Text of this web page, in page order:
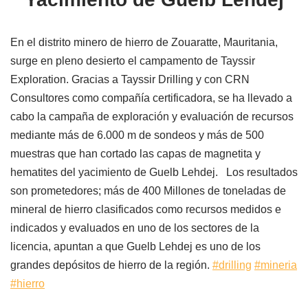
En el distrito minero de hierro de Zouaratte, Mauritania,
surge en pleno desierto el campamento de Tayssir
Exploration. Gracias a Tayssir Drilling y con CRN
Consultores como compañía certificadora, se ha llevado a
cabo la campaña de exploración y evaluación de recursos
mediante más de 6.000 m de sondeos y más de 500
muestras que han cortado las capas de magnetita y
hematites del yacimiento de Guelb Lehdej. Los resultados
son prometedores; más de 400 Millones de toneladas de
mineral de hierro clasificados como recursos medidos e
indicados y evaluados en uno de los sectores de la
licencia, apuntan a que Guelb Lehdej es uno de los
grandes depósitos de hierro de la región. #drilling #mineria
#hierro